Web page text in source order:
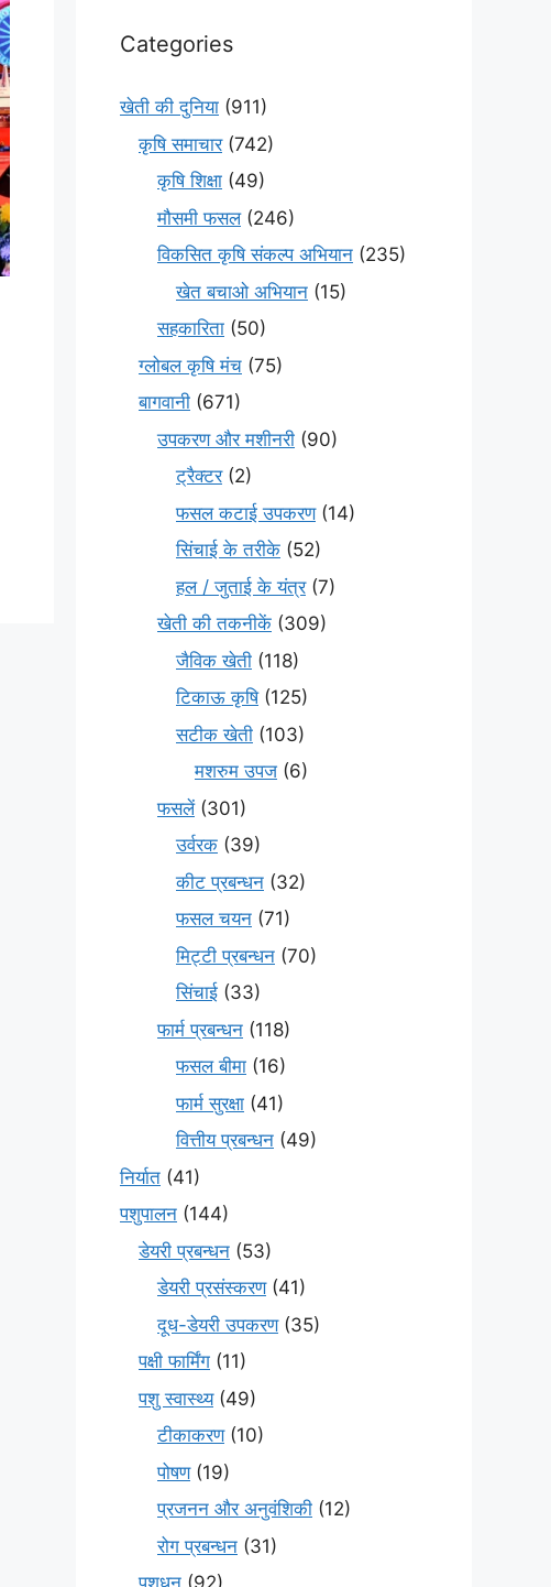
Categories
खेती की दुनिया (911)
कृषि समाचार(742)
कृषि शिक्षा (49)
मौसमी फसल(246)
विकसित कृषि संकल्प अभियान (235)
खेत बचाओ अभियान (15)
सहकारिता (50)
ग्लोबल कृषि मंच (75)
बागवानी (671)
उपकरण और मशीनरी (90)
ट्रैक्टर(2)
फसल कटाई उपकरण(14)
सिंचाई के तरीके (52)
हल / जुताई के यंत्र(7)
खेती की तकनीकें (309)
जैविक खेती (118)
टिकाऊ कृषि(125)
सटीक खेती (103)
मशरुम उपज (6)
फसलें(301)
उर्वरक (39)
कीट प्रबन्धन (32)
फसल चयन (71)
मि‌ट्टी प्रबन्धन (70)
सिंचाई (33)
फार्म प्रबन्धन (118)
फसल बीमा (16)
फार्म सुरक्षा (41)
वित्तीय प्रबन्धन (49)
निर्यात (41)
पशुपालन (144)
डेयरी प्रबन्धन (53)
डेयरी प्रसंस्करण(41)
दूध-डेयरी उपकरण(35)
पक्षी फार्मिंग (11)
पशु स्वास्थ्य(49)
टीकाकरण(10)
पोषण(19)
प्रजनन और अनुवंशिकी (12)
रोग प्रबन्धन (31)
पशुधन (92)